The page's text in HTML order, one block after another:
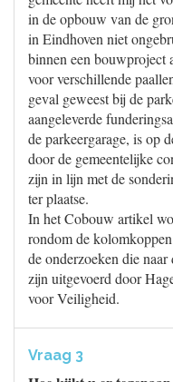
in de opbouw van de
in Eindhoven niet
binnen een bouwproject
voor verschillende
geval geweest bij de
aangeleverde
de parkeergarage, is op
door de gemeentelijke
zijn in lijn met de
ter plaatse.
In het Cobouw artikel
rondom de
de onderzoeken die
zijn uitgevoerd door
voor Veiligheid.
Vraag 3